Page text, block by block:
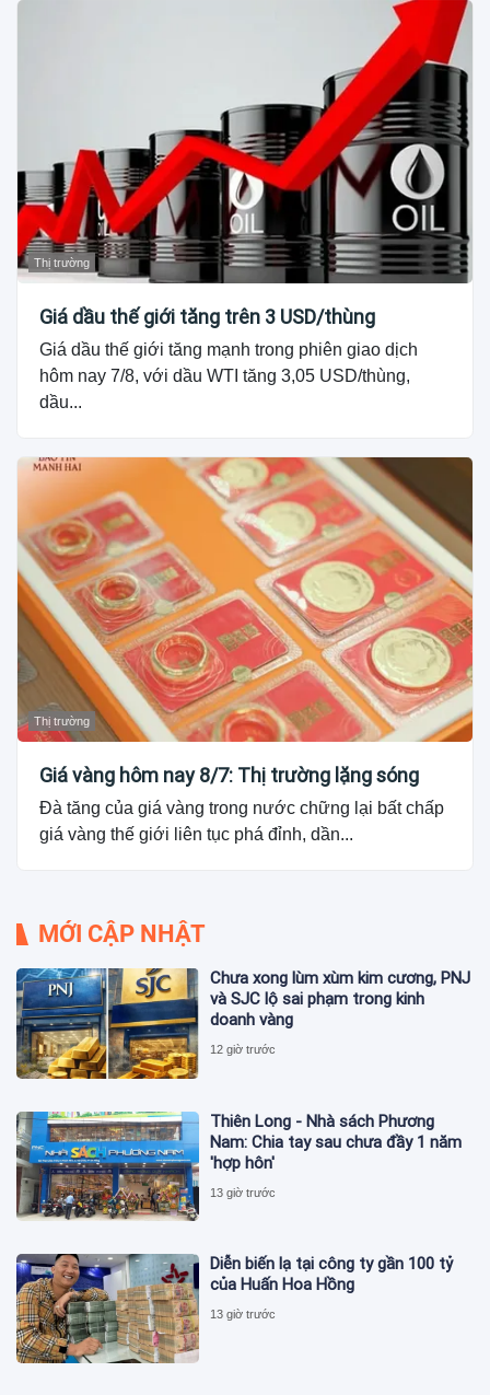
Thị trường
Giá dầu thế giới tăng trên 3 USD/thùng
Giá dầu thế giới tăng mạnh trong phiên giao dịch
hôm nay 7/8, với dầu WTI tăng 3,05 USD/thùng,
dầu...
Thị trường
Giá vàng hôm nay 8/7: Thị trường lặng sóng
Đà tăng của giá vàng trong nước chững lại bất chấp
giá vàng thế giới liên tục phá đỉnh, dần...
MỚI CẬP NHẬT
Chưa xong lùm xùm kim cương, PNJ
và SJC lộ sai phạm trong kinh
doanh vàng
12 giờ trước
Thiên Long - Nhà sách Phương
Nam: Chia tay sau chưa đầy 1 năm
'hợp hôn'
13 giờ trước
Diễn biến lạ tại công ty gần 100 tỷ
của Huấn Hoa Hồng
13 giờ trước